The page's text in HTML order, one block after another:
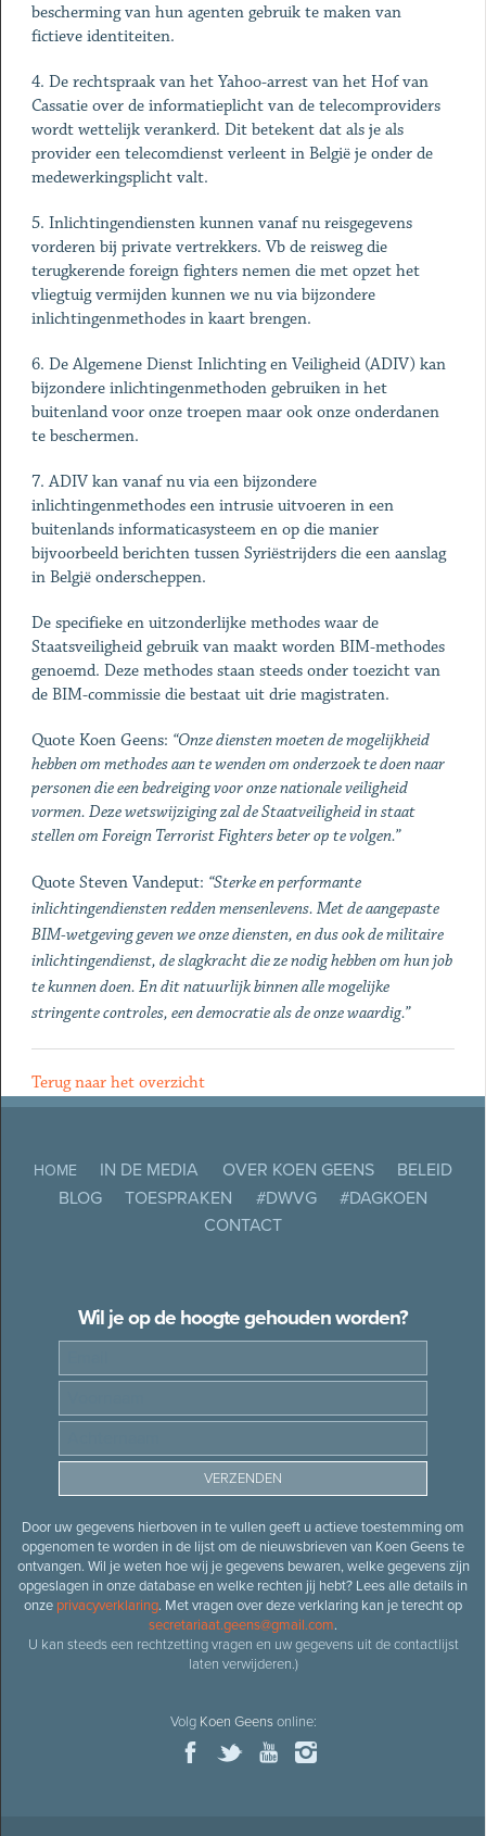
bescherming van hun agenten gebruik te maken van
fictieve identiteiten.
4. De rechtspraak van het Yahoo-arrest van het Hof van
Cassatie over de informatieplicht van de telecomproviders
wordt wettelijk verankerd. Dit betekent dat als je als
provider een telecomdienst verleent in België je onder de
medewerkingsplicht valt.
5. Inlichtingendiensten kunnen vanaf nu reisgegevens
vorderen bij private vertrekkers. Vb de reisweg die
terugkerende foreign fighters nemen die met opzet het
vliegtuig vermijden kunnen we nu via bijzondere
inlichtingenmethodes in kaart brengen.
6. De Algemene Dienst Inlichting en Veiligheid (ADIV) kan
bijzondere inlichtingenmethoden gebruiken in het
buitenland voor onze troepen maar ook onze onderdanen
te beschermen.
7. ADIV kan vanaf nu via een bijzondere
inlichtingenmethodes een intrusie uitvoeren in een
buitenlands informaticasysteem en op die manier
bijvoorbeeld berichten tussen Syriëstrijders die een aanslag
in België onderscheppen.
De specifieke en uitzonderlijke methodes waar de
Staatsveiligheid gebruik van maakt worden BIM-methodes
genoemd. Deze methodes staan steeds onder toezicht van
de BIM-commissie die bestaat uit drie magistraten.
Quote Koen Geens: “Onze diensten moeten de mogelijkheid
hebben om methodes aan te wenden om onderzoek te doen naar
personen die een bedreiging voor onze nationale veiligheid
vormen. Deze wetswijziging zal de Staatveiligheid in staat
stellen om Foreign Terrorist Fighters beter op te volgen.”
Quote Steven Vandeput: “Sterke en performante
inlichtingendiensten redden mensenlevens. Met de aangepaste
BIM-wetgeving geven we onze diensten, en dus ook de militaire
inlichtingendienst, de slagkracht die ze nodig hebben om hun job
te kunnen doen. En dit natuurlijk binnen alle mogelijke
stringente controles, een democratie als de onze waardig.”
Terug naar het overzicht
HOME IN DE MEDIA OVER KOEN GEENS
BELEID
BLOG
TOESPRAKEN #DWVG
#DAGKOEN
CONTACT
Wil je op de hoogte gehouden worden?
Door uw gegevens hierboven in te vullen geeft u actieve toestemming om
opgenomen te worden in de lijst om de nieuwsbrieven van Koen Geens te
ontvangen. Wil je weten hoe wij je gegevens bewaren, welke gegevens zijn
opgeslagen in onze database en welke rechten jij hebt? Lees alle details in
onze privacyverklaring. Met vragen over deze verklaring kan je terecht op
secretariaat.geens@gmail.com.
U kan steeds een rechtzetting vragen en uw gegevens uit de contactlijst
laten verwijderen.)
Volg Koen Geensonline: